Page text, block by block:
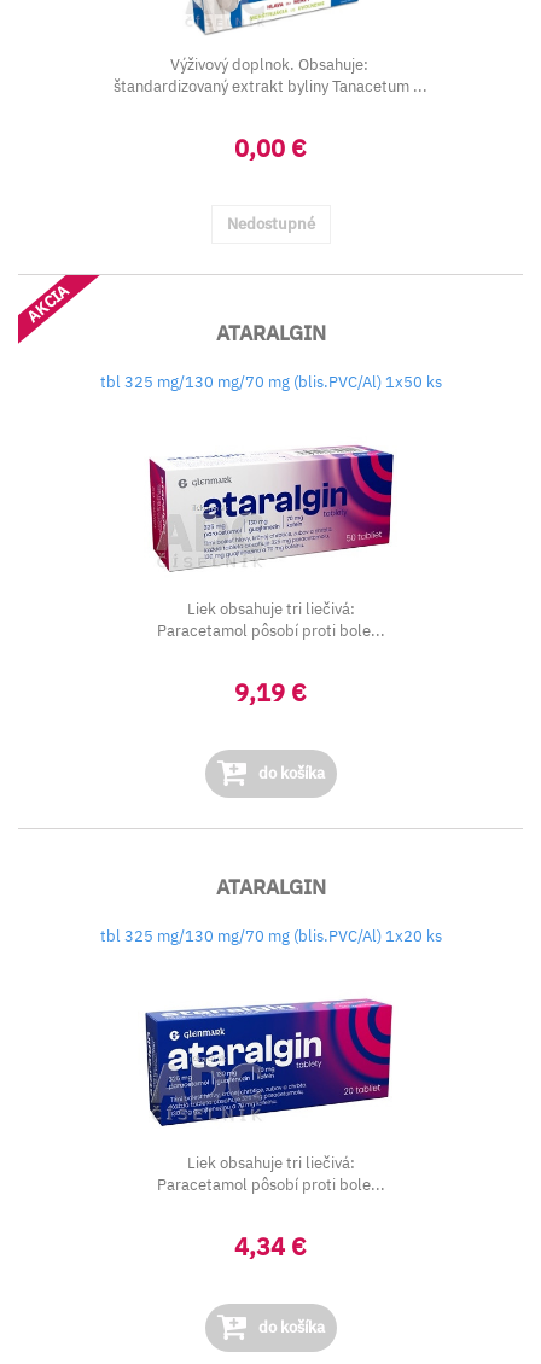
Výživový doplnok. Obsahuje:
štandardizovaný extrakt byliny Tanacetum ...
0,00 €
Nedostupné
ATARALGIN
tbl 325 mg/130 mg/70 mg (blis.PVC/Al) 1x50 ks
AKCIA
Liek obsahuje tri liečivá:
Paracetamol pôsobí proti bole...
9,19 €
do košíka
ATARALGIN
tbl 325 mg/130 mg/70 mg (blis.PVC/Al) 1x20 ks
Liek obsahuje tri liečivá:
Paracetamol pôsobí proti bole...
4,34 €
do košíka